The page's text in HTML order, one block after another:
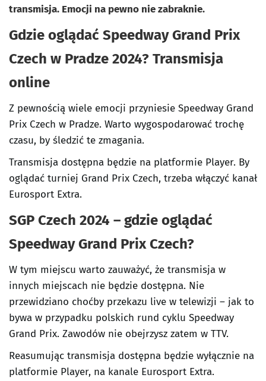
transmisja. Emocji na pewno nie zabraknie.
Gdzie oglądać Speedway Grand Prix
Czech w Pradze 2024? Transmisja
online
Z pewnością wiele emocji przyniesie Speedway Grand
Prix Czech w Pradze. Warto wygospodarować trochę
czasu, by śledzić te zmagania.
Transmisja dostępna będzie na platformie Player. By
oglądać turniej Grand Prix Czech, trzeba włączyć kanał
Eurosport Extra.
SGP Czech 2024 – gdzie oglądać
Speedway Grand Prix Czech?
W tym miejscu warto zauważyć, że transmisja w
innych miejscach nie będzie dostępna. Nie
przewidziano choćby przekazu live w telewizji – jak to
bywa w przypadku polskich rund cyklu Speedway
Grand Prix. Zawodów nie obejrzysz zatem w TTV.
Reasumując transmisja dostępna będzie wyłącznie na
platformie Player, na kanale Eurosport Extra.